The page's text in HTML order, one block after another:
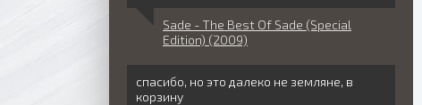
Sade - The Best Of Sade (Special
Edition) (2009)
спасибо, но это далеко не земляне, в
корзину